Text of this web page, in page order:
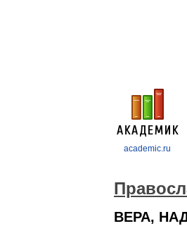
academic.ru
ВЕРА,